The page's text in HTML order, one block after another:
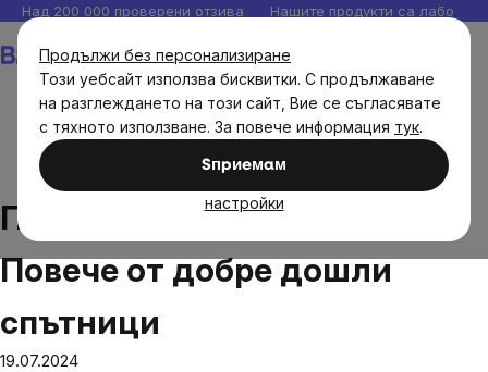
Продължи без персонализиране
Този уебсайт използва бисквитки. С продължаване
на разглеждането на този сайт, Вие се съгласявате
с тяхното използване. За повече информация тук.
Sпpиeмaм
настройки
Прескочи
към
съдържанието
Над 200 000 проверени отзива Нашите продукти са
Пътнически пробиотици: Повече от добре дошли
спътници
Пътнически пробиотици:
Повече от добре дошли
спътници
19.07.2024